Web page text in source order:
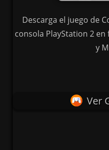
Descarga el juego de
consola PlayStation 2
y
Ver